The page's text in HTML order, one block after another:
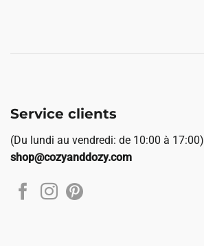
Service clients
(Du lundi au vendredi: de 10:00 à 17:00)
shop@cozyanddozy.com